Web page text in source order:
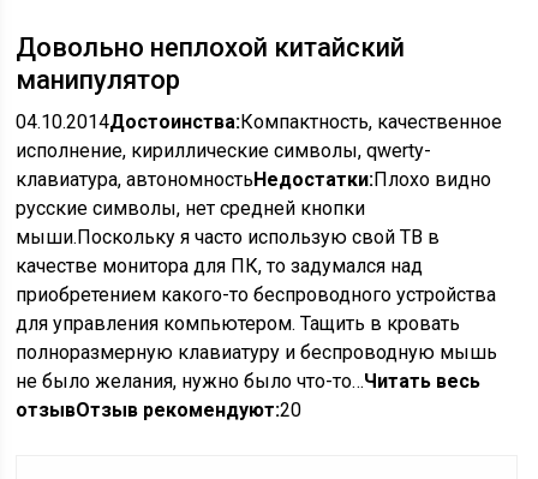
Довольно неплохой китайский
манипулятор
04.10.2014Достоинства:Компактность, качественное
исполнение, кириллические символы, qwerty-
клавиатура, автономностьНедостатки:Плохо видно
русские символы, нет средней кнопки
мыши.Поскольку я часто использую свой ТВ в
качестве монитора для ПК, то задумался над
приобретением какого-то беспроводного устройства
для управления компьютером. Тащить в кровать
полноразмерную клавиатуру и беспроводную мышь
не было желания, нужно было что-то…Читать весь
отзывОтзыв рекомендуют:20